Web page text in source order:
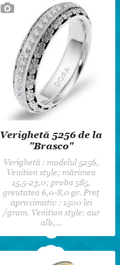
Verighetă 5256 de la
"Brasco"
Verighetă : modelul 5256,
Venition style; mărimea
15,5-23,0; proba 585,
greutatea 6,0-8,0 gr. Preț
aproximativ : 1500 lei
/gram. Venition style: aur
alb,…